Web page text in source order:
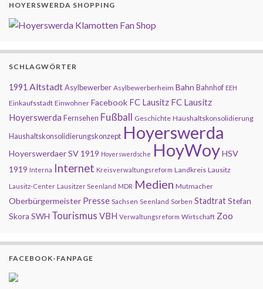
HOYERSWERDA SHOPPING
SCHLAGWÖRTER
1991 AltstadtAsylbewerber Asylbewerberheim Bahn Bahnhof EEH
Einkaufsstadt Einwohner Facebook FC Lausitz FC Lausitz
Hoyerswerda Fernsehen Fußball Geschichte Haushaltskonsolidierung
Haushaltskonsolidierungskonzept Hoyerswerda
Hoyerswerdaer SV 1919 Hoyerswerdsche HoyWoyHSV
1919 Interna Internet Kreisverwaltungsreform Landkreis Lausitz
Lausitz-Center Lausitzer Seenland MDR Medien Mutmacher
Oberbürgermeister Presse Sachsen Seenland Sorben StadtratStefan
Skora SWH Tourismus VBH Verwaltungsreform Wirtschaft Zoo
FACEBOOK-FANPAGE